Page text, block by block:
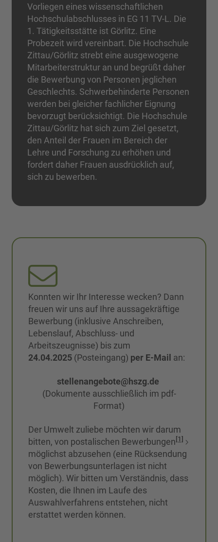
Vorliegen eines wissenschaftlichen
Hochschulabschlusses in EG 11 TV-L. Die
1. Tätigkeitsstätte ist Görlitz. Eine
Probezeit wird vereinbart. Die Hochschule
Zittau/Görlitz strebt eine ausgewogene
Mitarbeiterstruktur an und begrüßt daher
die Bewerbung von Personen jeglichen
Geschlechts. Schwerbehinderte Personen
werden bei gleicher fachlicher Eignung
bevorzugt berücksichtigt. Die Hochschule
Zittau/Görlitz hat sich zum Ziel gesetzt,
den Anteil der Frauen im Bereich der
Lehre und Forschung zu erhöhen und
fordert daher Frauen ausdrücklich auf,
sich zu bewerben.
Konnten wir Ihr Interesse wecken? Dann
freuen wir uns auf Ihre aussagekräftige
Bewerbung (inklusive Anschreiben,
Lebenslauf, Abschluss- und
Arbeitszeugnisse) bis zum
24.04.2025 (Posteingang) per E-Mail an:
stellenangebote@hszg.de
(Dokumente ausschließlich im pdf-
Format)
Der Umwelt zuliebe möchten wir darum
bitten, von postalischen Bewerbungen[1]
möglichst abzusehen (eine Rücksendung
von Bewerbungsunterlagen ist nicht
möglich). Wir bitten um Verständnis, dass
Kosten, die Ihnen im Laufe des
Auswahlverfahrens entstehen, nicht
erstattet werden können.